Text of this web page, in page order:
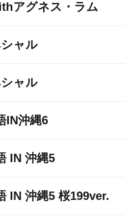
アグネス・ラム
ャル
ャル
IN沖縄6
IN 沖縄5
IN 沖縄5 桜199ver.